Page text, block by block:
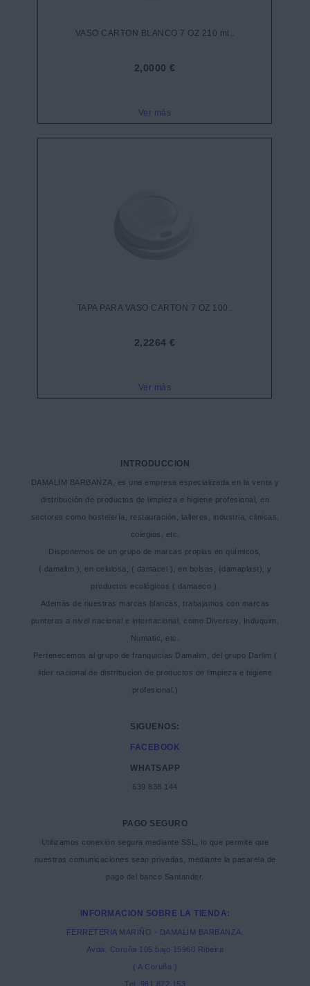
VASO CARTON BLANCO 7 OZ 210 ml..
2,0000 €
Ver más
TAPA PARA VASO CARTON 7 OZ 100..
2,2264 €
Ver más
INTRODUCCION
DAMALIM BARBANZA, es una empresa especializada en la venta y
distribución de productos de limpieza e higiene profesional, en
sectores como hostelería, restauración, talleres, industria, clinicas,
colegios, etc.
Disponemos de un grupo de marcas propias en químicos,
( damalim ), en celulosa, ( damacel ), en bolsas, (damaplast), y
productos ecológicos ( damaeco ).
Además de nuestras marcas blancas, trabajamos con marcas
punteras a nivel nacional e internacional, como Diversey, Induquim,
Numatic, etc.
Pertenecemos al grupo de franquicias Damalim, del grupo Darlim (
lider nacional de distribucion de productos de limpieza e higiene
profesional.)
SIGUENOS:
FACEBOOK
WHATSAPP
639 838 144
PAGO SEGURO
Utilizamos conexión segura mediante SSL, lo que permite que
nuestras comunicaciones sean privadas, mediante la pasarela de
pago del banco Santander.
INFORMACION SOBRE LA TIENDA:
FERRETERIA MARIÑO - DAMALIM BARBANZA.
Avda. Coruña 105 bajo 15960 Ribeira
( A Coruña )
Tel. 981 872 153